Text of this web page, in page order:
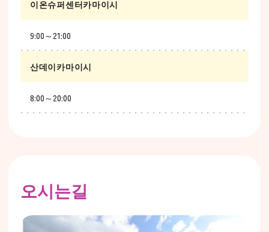
이온슈퍼센터카마이시
9:00～21:00
산데이카마이시
8:00～20:00
오시는길